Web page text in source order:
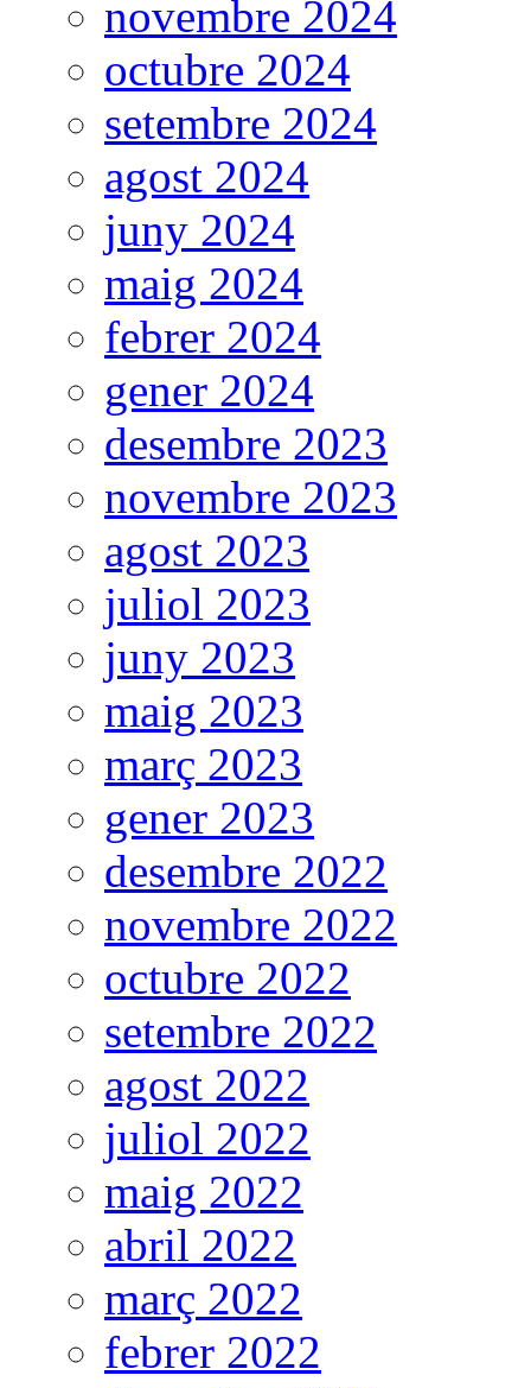
novembre 2024
octubre 2024
setembre 2024
agost 2024
juny 2024
maig 2024
febrer 2024
gener 2024
desembre 2023
novembre 2023
agost 2023
juliol 2023
juny 2023
maig 2023
març 2023
gener 2023
desembre 2022
novembre 2022
octubre 2022
setembre 2022
agost 2022
juliol 2022
maig 2022
abril 2022
març 2022
febrer 2022